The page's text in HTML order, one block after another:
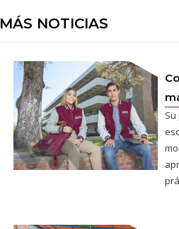
MÁS NOTICIAS